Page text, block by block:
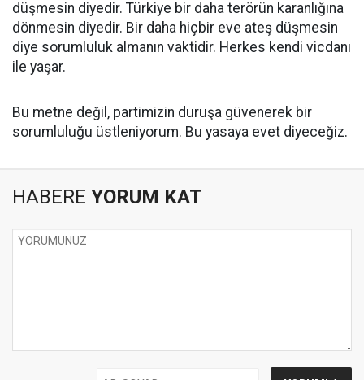
düşmesin diyedir. Türkiye bir daha terörün karanlığına
dönmesin diyedir. Bir daha hiçbir eve ateş düşmesin
diye sorumluluk almanın vaktidir. Herkes kendi vicdanı
ile yaşar.
Bu metne değil, partimizin duruşa güvenerek bir
sorumluluğu üstleniyorum. Bu yasaya evet diyeceğiz.
HABERE YORUM KAT